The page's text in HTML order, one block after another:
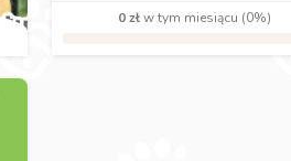
0 złw tym miesiącu (0%)